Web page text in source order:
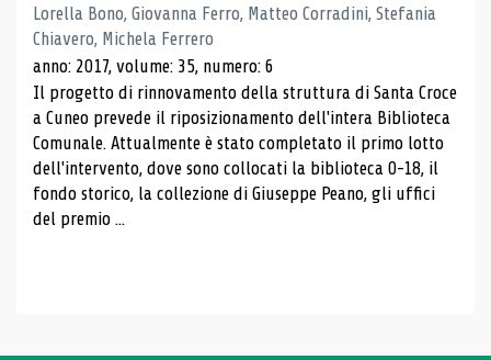
Lorella Bono, Giovanna Ferro, Matteo Corradini, Stefania
Chiavero, Michela Ferrero
anno: 2017, volume: 35, numero: 6
Il progetto di rinnovamento della struttura di Santa Croce
a Cuneo prevede il riposizionamento dell'intera Biblioteca
Comunale. Attualmente è stato completato il primo lotto
dell'intervento, dove sono collocati la biblioteca 0-18, il
fondo storico, la collezione di Giuseppe Peano, gli uffici
del premio ...